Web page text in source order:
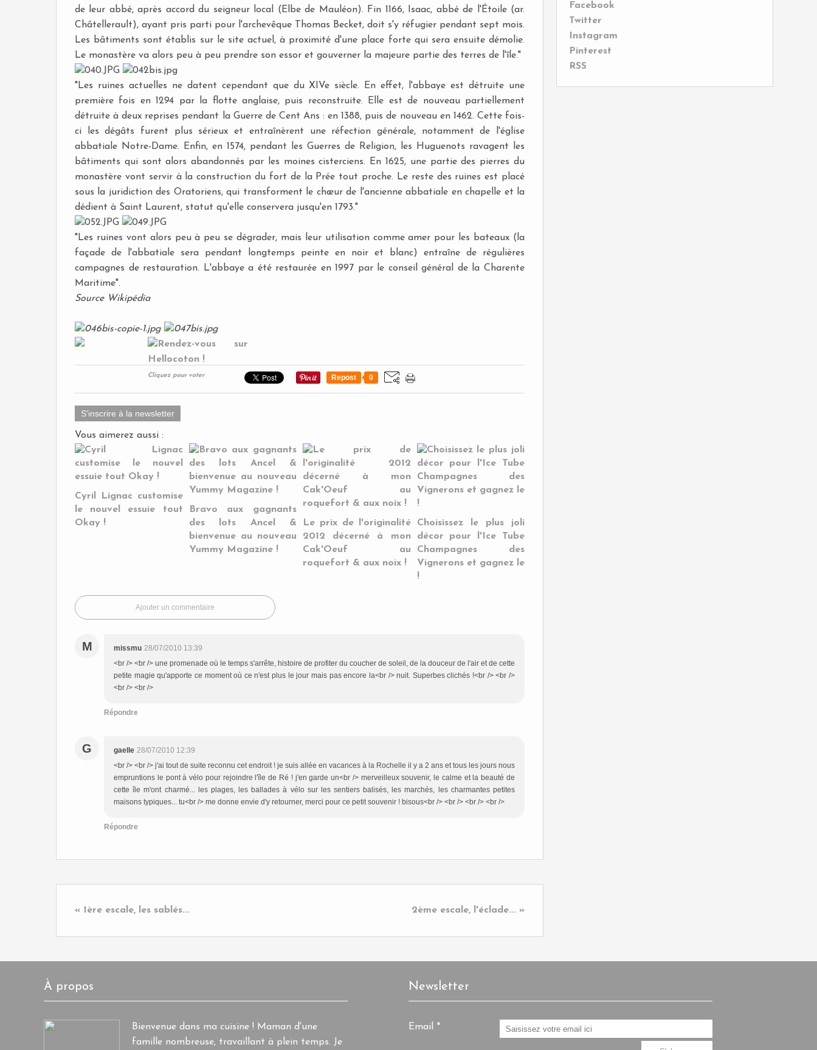
Facebook
Twitter
Instagram
Pinterest
RSS
de leur abbé, après accord du seigneur local (Elbe de Mauléon). Fin 1166, Isaac, abbé de l'Étoile (ar.
Châtellerault), ayant pris parti pour l'archevêque Thomas Becket, doit s'y réfugier pendant sept mois.
Les bâtiments sont établis sur le site actuel, à proximité d'une place forte qui sera ensuite démolie.
Le monastère va alors peu à peu prendre son essor et gouverner la majeure partie des terres de l'île."
"Les ruines actuelles ne datent cependant que du XIVe siècle. En effet, l'abbaye est détruite une
première fois en 1294 par la flotte anglaise, puis reconstruite. Elle est de nouveau partiellement
détruite à deux reprises pendant la Guerre de Cent Ans : en 1388, puis de nouveau en 1462. Cette fois-
ci les dégâts furent plus sérieux et entraînèrent une réfection générale, notamment de l'église
abbatiale Notre-Dame. Enfin, en 1574, pendant les Guerres de Religion, les Huguenots ravagent les
bâtiments qui sont alors abandonnés par les moines cisterciens. En 1625, une partie des pierres du
monastère vont servir à la construction du fort de la Prée tout proche. Le reste des ruines est placé
sous la juridiction des Oratoriens, qui transforment le chœur de l'ancienne abbatiale en chapelle et la
dédient à Saint Laurent, statut qu'elle conservera jusqu'en 1793."
"Les ruines vont alors peu à peu se dégrader, mais leur utilisation comme amer pour les bateaux (la
façade de l'abbatiale sera pendant longtemps peinte en noir et blanc) entraîne de régulières
campagnes de restauration. L'abbaye a été restaurée en 1997 par le conseil général de la Charente
Maritime".
Source Wikipédia
Cliquez pour voter Repost 0
S'inscrire à la newsletter
Vous aimerez aussi :
Cyril Lignac customise
le nouvel essuie tout
Okay !
Bravo aux gagnants
des lots Ancel &
bienvenue au nouveau
Yummy Magazine !
Le prix de l'originalité
2012 décerné à mon
Cak'Oeuf au
roquefort & aux noix !
Choisissez le plus joli
décor pour l'Ice Tube
Champagnes des
Vignerons et gagnez le
!
Ajouter un commentaire
M missmu 28/07/2010 13:39
<br /> <br /> une promenade où le temps s'arrête, histoire de profiter du coucher de soleil, de la douceur de l'air et de cette
petite magie qu'apporte ce moment où ce n'est plus le jour mais pas encore la<br /> nuit. Superbes clichés !<br /> <br />
<br /> <br />
Répondre
G gaelle 28/07/2010 12:39
<br /> <br /> j'ai tout de suite reconnu cet endroit ! je suis allée en vacances à la Rochelle il y a 2 ans et tous les jours nous
empruntions le pont à vélo pour rejoindre l'île de Ré ! j'en garde un<br /> merveilleux souvenir, le calme et la beauté de
cette île m'ont charmé... les plages, les ballades à vélo sur les sentiers balisés, les marchés, les charmantes petites
maisons typiques... tu<br /> me donne envie d'y retourner, merci pour ce petit souvenir ! bisous<br /> <br /> <br /> <br />
Répondre
« 1ère escale, les sablés... 2ème escale, l'éclade... »
À propos
Bienvenue dans ma cuisine ! Maman d'une
famille nombreuse, travaillant à plein temps. Je
Newsletter
Email